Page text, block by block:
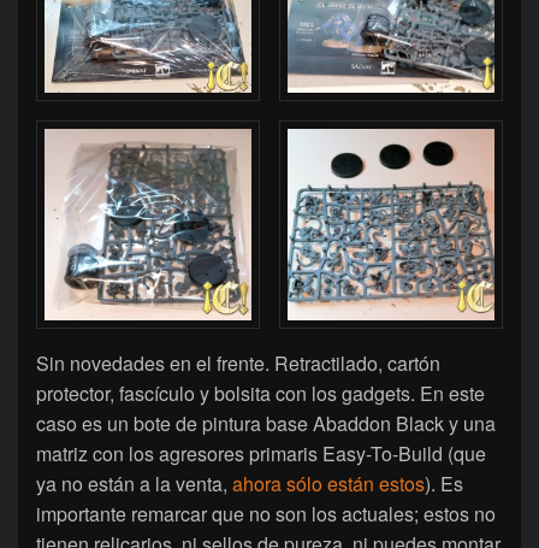
Sin novedades en el frente. Retractilado, cartón
protector, fascículo y bolsita con los gadgets. En este
caso es un bote de pintura base Abaddon Black y una
matriz con los agresores primaris Easy-To-Build (que
ya no están a la venta, ahora sólo están estos). Es
importante remarcar que no son los actuales; estos no